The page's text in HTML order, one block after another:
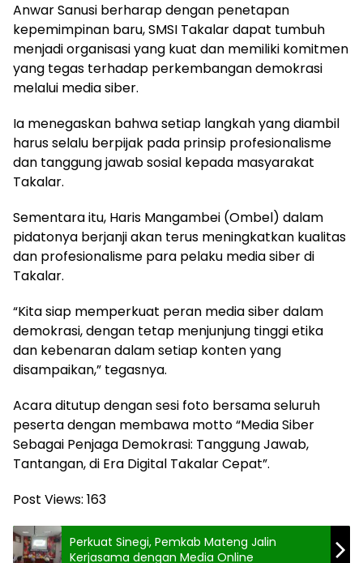
Anwar Sanusi berharap dengan penetapan
kepemimpinan baru, SMSI Takalar dapat tumbuh
menjadi organisasi yang kuat dan memiliki komitmen
yang tegas terhadap perkembangan demokrasi
melalui media siber.
Ia menegaskan bahwa setiap langkah yang diambil
harus selalu berpijak pada prinsip profesionalisme
dan tanggung jawab sosial kepada masyarakat
Takalar.
Sementara itu, Haris Mangambei (Ombel) dalam
pidatonya berjanji akan terus meningkatkan kualitas
dan profesionalisme para pelaku media siber di
Takalar.
“Kita siap memperkuat peran media siber dalam
demokrasi, dengan tetap menjunjung tinggi etika
dan kebenaran dalam setiap konten yang
disampaikan,” tegasnya.
Acara ditutup dengan sesi foto bersama seluruh
peserta dengan membawa motto “Media Siber
Sebagai Penjaga Demokrasi: Tanggung Jawab,
Tantangan, di Era Digital Takalar Cepat”.
Post Views: 163
Perkuat Sinegi, Pemkab Mateng Jalin
Kerjasama dengan Media Online